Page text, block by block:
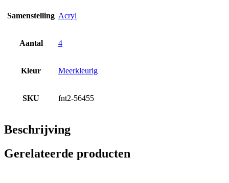
Samenstelling Acryl
Aantal 4
Kleur Meerkleurig
SKU fnt2-56455
Beschrijving
Gerelateerde producten